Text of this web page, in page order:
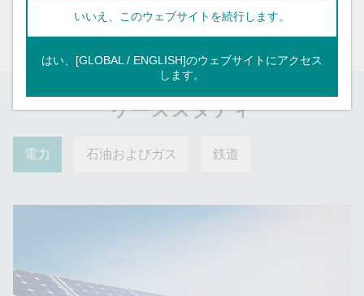
x86 コンピュータ
ケーススタディ
電力 石油およびガス 鉄道
いいえ、このウェブサイトを続行します。
はい、[GLOBAL / ENGLISH]のウェブサイトにアクセス
します。